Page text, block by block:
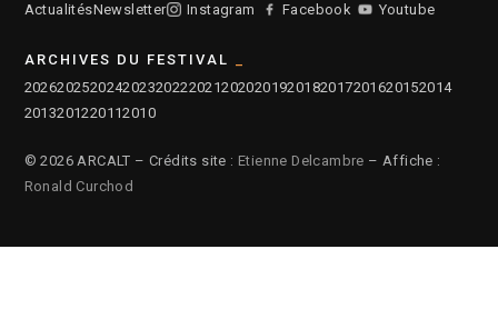
ActualitésNewsletter Instagram Facebook Youtube
ARCHIVES DU FESTIVAL
2026202520242023202220212020201920182017201620152014
2013201220112010
© 2026 ARCALT – Crédits site : Etienne Delcambre – Affiche :
Ronald Curchod